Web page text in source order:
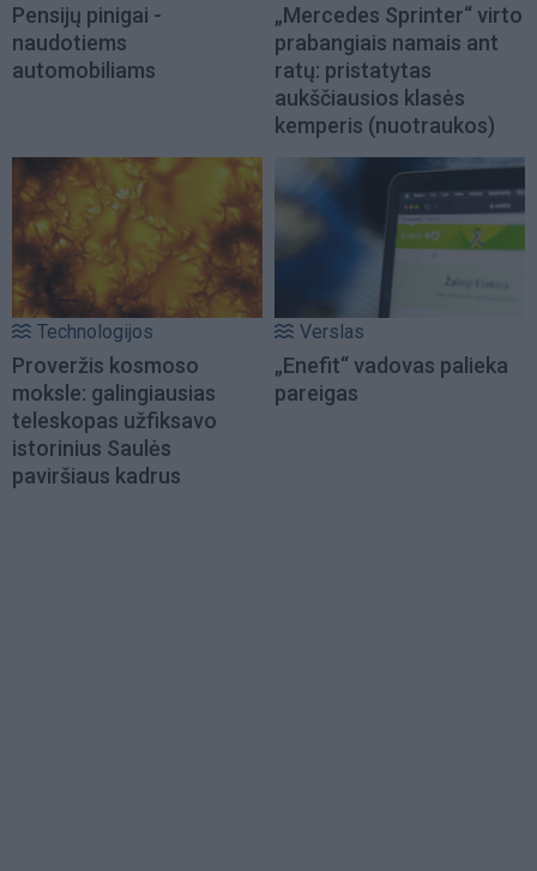
Pensijų pinigai -
naudotiems
automobiliams
„Mercedes Sprinter“ virto
prabangiais namais ant
ratų: pristatytas
aukščiausios klasės
kemperis (nuotraukos)
Technologijos
Proveržis kosmoso
moksle: galingiausias
teleskopas užfiksavo
istorinius Saulės
paviršiaus kadrus
Verslas
„Enefit“ vadovas palieka
pareigas